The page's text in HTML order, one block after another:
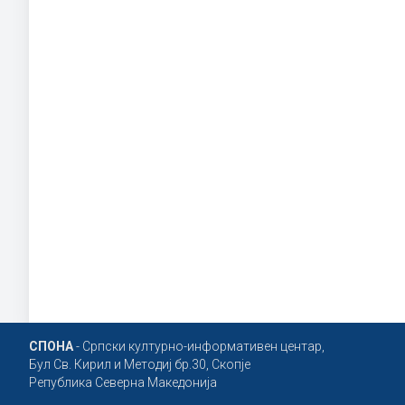
СПОНА- Српски културно-информативен центар,
Бул Св. Кирил и Методиј бр.30, Скопје
Република Северна Македонија